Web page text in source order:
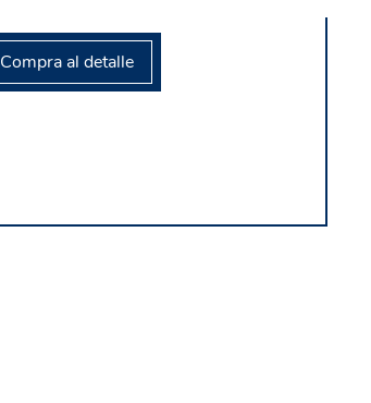
Compra al detalle